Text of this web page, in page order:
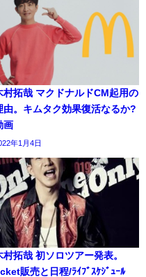
村拓哉 マクドナルドCM起用の
由。キムタク効果復活なるか?
画
年1月4日
村拓哉 初ソロツアー発表。
販売と日程/ﾗｲﾌﾞｽｹｼﾞｭｰﾙ